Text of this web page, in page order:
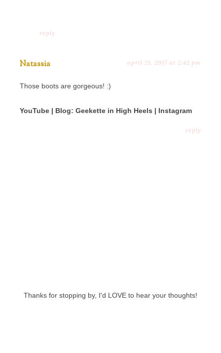
reply
Natassia april 21, 2017 at 2:42 pm
Those boots are gorgeous! :)
YouTube | Blog: Geekette in High Heels | Instagram
reply
Thanks for stopping by, I'd LOVE to hear your thoughts!